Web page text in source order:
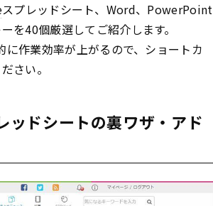
スプレッドシート、Word、PowerPoint
を40個厳選してご紹介します。
作業効率が上がるので、ショートカ
さい。
ドシートの裏ワザ・アド